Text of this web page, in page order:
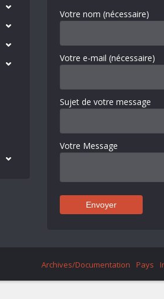
Votre nom (nécessaire)
Votre e-mail (nécessaire)
Sujet de votre message
Votre Message
Archives/Documentation Pays